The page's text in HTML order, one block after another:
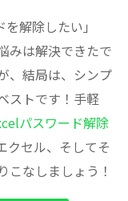
解除したい」
みは解決できたで
、結局は、シンプ
ストです！手軽
パスワード解除
クセル、そしてそ
こなしましょう！